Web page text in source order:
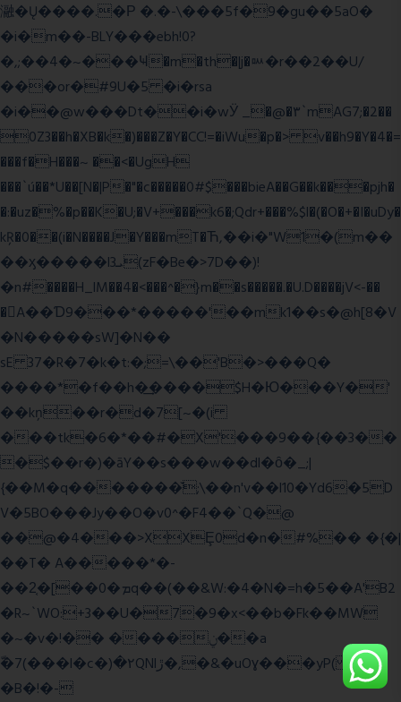
瀜�Ų����.�Ρ �.�-\���5f�9�gu��5aO�
�i�m��-BLY���ebh!0?
�,;��4�~���Ҹ�m�th�|j�ᇞ�r��2��U/
���or�#9U�5 �i�rsa
�i��@w���Dt��i�wӰ _�@�٣`mAG7;�2��
0Z3��h�XB�k�)���Z�Y�CC!=�iWu�p�> v��h9�Y�4�=
���f�H���~ ��<�UgH
���`ú��*U��[N�|P�"�c�����0#$���bieA��G��k���pjh�
�:�uz�%�p��K�U;�V+���k6�;Qdr+���%$l�(�O�+�I�uDy�
kŖ�0��(i�N����J�Y���mT�Ћ,��i�"W1�(m��
��ӽ�����l3ܝ(zF�Be�>7D��)!
�n#����H_lM��4�<���^�}m��s�����.�U.D����jV<-��
�A��Ɗ9���*�����'��mk1��s�@h[8�V
�N�����sW]�N��
sE 37�R�7�k�t:�;=\��'B�>���Q�
����*�f��h�͢����$H�Ю���Y�'
��kņ��r�d�7[~�(i
���tk�6�*��#�X'���9��{��3��
�$��r�)�āY��s���w��dl�ȏ�_;|
{��M�q�������̆;\��n'v��l10�Yd6�5D
V�5BO���Jy��O�v0^�F4��`Q�@
��@�4���>XXȨ0d�n�#%�� �{�|
��T� A�����*�-
��2͔�[��0�ܡq��(��&W:�4�N�=h�5��A'B2
�R~`WO:+3��U�7�9�x<��b�Fk��MW
�~�v�!�� ����ݧ��a
ّ�7(���l�c�)�۲QNlڙ�,�&�uOɣ���yP( z�D|
�B�!�-